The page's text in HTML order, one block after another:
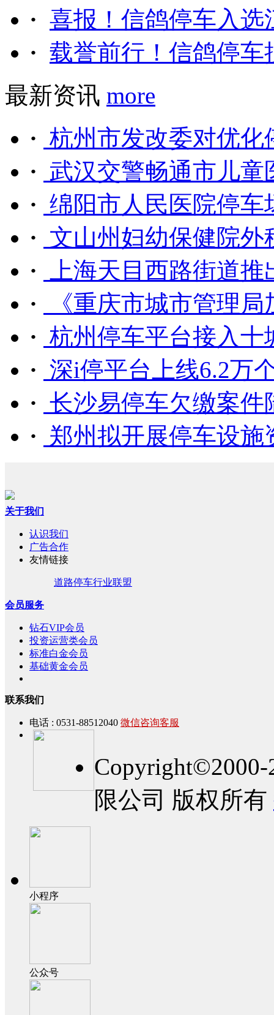
· 喜报！信鸽停车入
· 载誉前行！信鸽停
最新资讯 more
· 杭州市发改委对优化
· 武汉交警畅通市儿童
· 绵阳市人民医院停车
· 文山州妇幼保健院外
·
上海天目西路街道
·
《重庆市城市管理
· 杭州停车平台接入十
· 深i停平台上线6.2万
· 长沙易停车欠缴案件
· 郑州拟开展停车设施
关于我们
认识我们
广告合作
友情链接
道路停车行业联盟
会员服务
钻石VIP会员
投资运营类会员
标准白金会员
基础黄金会员
联系我们
电话 : 0531-88512040 微信咨询客服
限公司 版权所有
小程序
公众号